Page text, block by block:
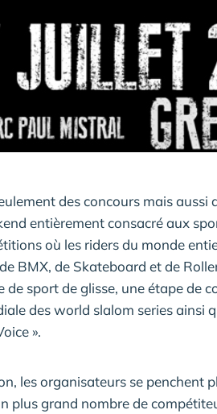
des concours mais aussi
entièrement consacré aux
où les riders du monde
BMX, de Skateboard et de
sport de glisse, une étape de
des world slalom series ainsi
».
les organisateurs se penchent
plus grand nombre de